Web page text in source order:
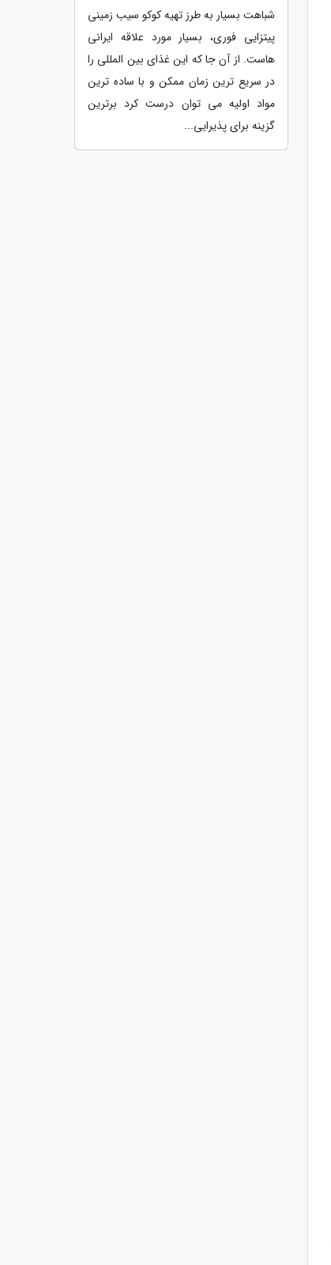
شباهت بسیار به طرز تهیه کوکو سیب زمینی
پیتزایی فوری، بسیار مورد علاقه ایرانی
هاست. از آن جا که این غذای بین المللی را
در سریع ترین زمان ممکن و با ساده ترین
مواد اولیه می توان درست کرد برترین
گزینه برای پذیرایی...